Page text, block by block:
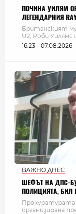
ПОЧИНА УИЛЯМ
ЛЕГЕНДАРНИЯ
Британският
U2, Роби Уилямс
16:23 - 07.08.2026
ВАЖНО ДНЕС
ШЕФЪТ НА ДПС-
ПОЛИЦИЯТА, БИЛ
Прокуратурата
организирана